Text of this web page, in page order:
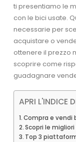
ti presentiamo le
con le bici usate.
necessarie per
acquistare o
ottenere il prezzo
scoprire come
guadagnare
APRI L'INDICE
Compra e vendi
Scopri le
Top 3